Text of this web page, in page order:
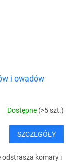
i owadów
Dostępne (>5 szt.)
SZCZEGÓŁY
odstrasza komary i